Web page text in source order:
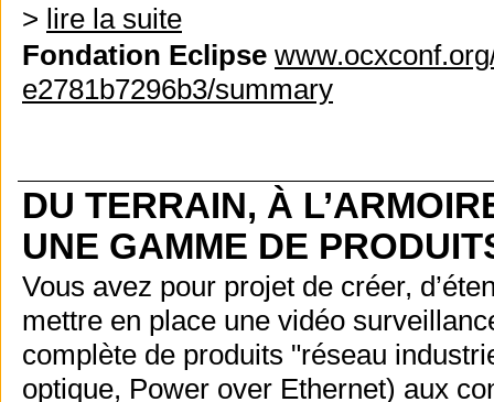
> lire la suite
Fondation Eclipse
e2781b7296b3/summary
DU TERRAIN, À
UNE GAMME DE
Vous avez pour projet de créer,
mettre en place une vidéo
complète de produits "réseau
optique, Power over Ethernet) aux